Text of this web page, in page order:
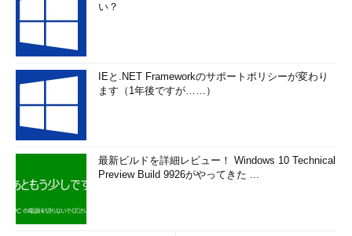
い？
IEと.NET Frameworkのサポートポリシーが変わり
ます（1年後ですが……）
最新ビルドを詳細レビュー！ Windows 10 Technical
Preview Build 9926がやってきた ...